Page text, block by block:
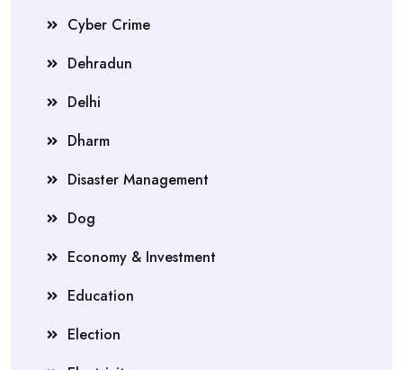
Cyber Crime
Dehradun
Delhi
Dharm
Disaster Management
Dog
Economy & Investment
Education
Election